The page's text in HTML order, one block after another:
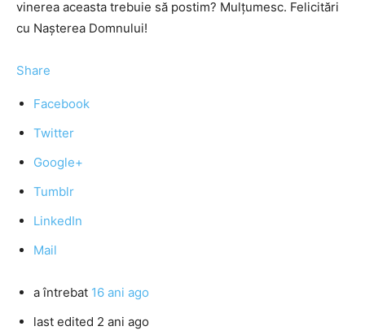
vinerea aceasta trebuie să postim? Mulţumesc. Felicitări
cu Naşterea Domnului!
Share
Facebook
Twitter
Google+
Tumblr
LinkedIn
Mail
a întrebat 16 ani ago
last edited 2 ani ago